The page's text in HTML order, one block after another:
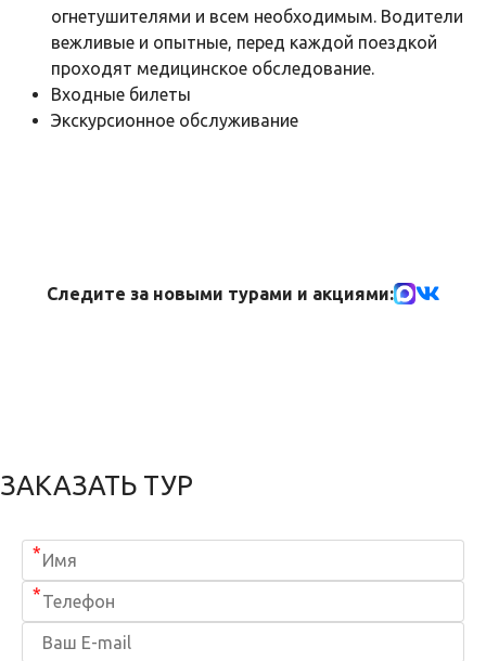
огнетушителями и всем необходимым. Водители
вежливые и опытные, перед каждой поездкой
проходят медицинское обследование.
Входные билеты
Экскурсионное обслуживание
Следите за новыми турами и акциями:
ЗАКАЗАТЬ ТУР
*
*